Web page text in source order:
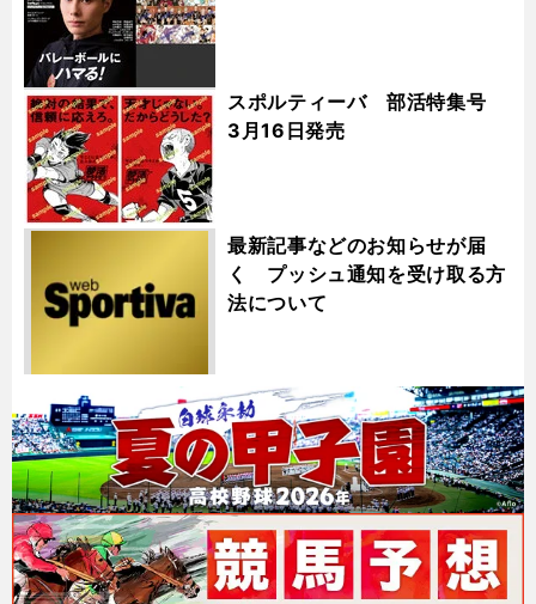
スポルティーバ 部活特集号
3月16日発売
最新記事などのお知らせが届
く プッシュ通知を受け取る方
法について